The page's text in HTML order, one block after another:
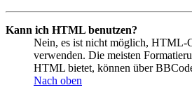
Kann ich HTML benutzen?
Nein, es ist nicht möglich, HTML-
verwenden. Die meisten
HTML bietet, können über
Nach oben